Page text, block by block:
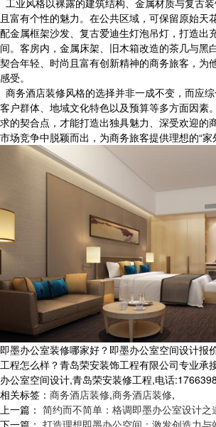
工业风格以裸露的建筑结构、金属材质与复古
且富有个性的魅力。在公共区域，可保留原始天
配金属框架沙发、复古爱迪生灯泡吊灯，打造出
间。客房内，金属床架、旧木箱改造的茶几与黑
契合年轻、时尚且富有创新精神的商务旅客，为
感受。
商务酒店装修风格的选择并非一成不变，而应
客户群体、地域文化特色以及预算等多方面因素
求的契合点，才能打造出独具魅力、深受欢迎的
市场竞争中脱颖而出，为商务旅客提供理想的“家
即墨办公室装修哪家好？即墨办公室空间设计报
工程怎么样？青岛荣安装饰工程有限公司专业承
办公室空间设计,青岛荣安装修工程,电话
相关标签： 商务酒店装修,商务酒店装修,
上一篇： 简约而不简单：格调即墨办公室设计之
下一篇： 打造理想即墨办公空间：激发创造力与